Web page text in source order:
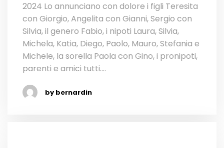
2024 Lo annunciano con dolore i figli Teresita
con Giorgio, Angelita con Gianni, Sergio con
Silvia, il genero Fabio, i nipoti Laura, Silvia,
Michela, Katia, Diego, Paolo, Mauro, Stefania e
Michele, la sorella Paola con Gino, i pronipoti,
parenti e amici tutti....
by bernardin